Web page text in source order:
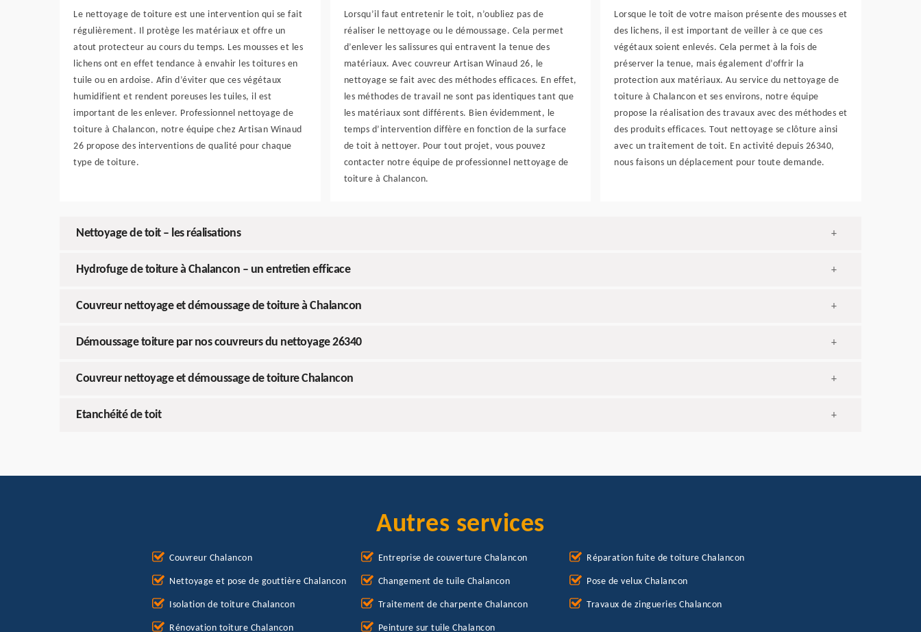
Le nettoyage de toiture est une intervention qui se fait
régulièrement. Il protège les matériaux et offre un
atout protecteur au cours du temps. Les mousses et les
lichens ont en effet tendance à envahir les toitures en
tuile ou en ardoise. Afin d’éviter que ces végétaux
humidifient et rendent poreuses les tuiles, il est
important de les enlever. Professionnel nettoyage de
toiture à Chalancon, notre équipe chez Artisan Winaud
26 propose des interventions de qualité pour chaque
type de toiture.
Lorsqu’il faut entretenir le toit, n’oubliez pas de
réaliser le nettoyage ou le démoussage. Cela permet
d’enlever les salissures qui entravent la tenue des
matériaux. Avec couvreur Artisan Winaud 26, le
nettoyage se fait avec des méthodes efficaces. En effet,
les méthodes de travail ne sont pas identiques tant que
les matériaux sont différents. Bien évidemment, le
temps d’intervention diffère en fonction de la surface
de toit à nettoyer. Pour tout projet, vous pouvez
contacter notre équipe de professionnel nettoyage de
toiture à Chalancon.
Lorsque le toit de votre maison présente des mousses et
des lichens, il est important de veiller à ce que ces
végétaux soient enlevés. Cela permet à la fois de
préserver la tenue, mais également d’offrir la
protection aux matériaux. Au service du nettoyage de
toiture à Chalancon et ses environs, notre équipe
propose la réalisation des travaux avec des méthodes et
des produits efficaces. Tout nettoyage se clôture ainsi
avec un traitement de toit. En activité depuis 26340,
nous faisons un déplacement pour toute demande.
Nettoyage de toit – les réalisations +
Hydrofuge de toiture à Chalancon – un entretien efficace +
Couvreur nettoyage et démoussage de toiture à Chalancon +
Démoussage toiture par nos couvreurs du nettoyage 26340 +
Couvreur nettoyage et démoussage de toiture Chalancon +
Etanchéité de toit +
Autres services
Couvreur Chalancon
Nettoyage et pose de gouttière Chalancon
Isolation de toiture Chalancon
Rénovation toiture Chalancon
Entreprise de couverture Chalancon
Changement de tuile Chalancon
Traitement de charpente Chalancon
Peinture sur tuile Chalancon
Réparation fuite de toiture Chalancon
Pose de velux Chalancon
Travaux de zingueries Chalancon